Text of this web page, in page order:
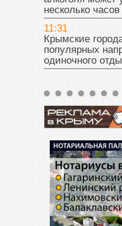
несколько часов
11:31
Крымские
популярных
одиночного